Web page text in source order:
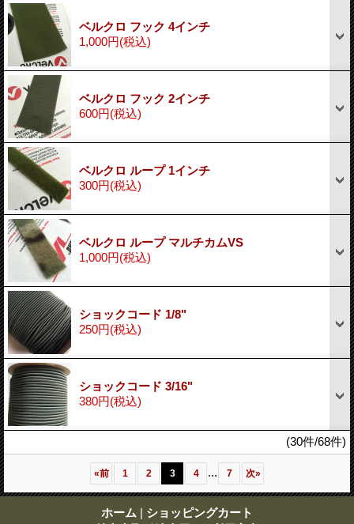
ベルクロ フック 4インチ
1,000円(税込)
ベルクロ フック 2インチ
600円(税込)
ベルクロ ループ 1インチ
300円(税込)
ベルクロ ループ マルチカムVS
1,000円(税込)
ショックコード 1/8"
250円(税込)
ショックコード 3/16"
380円(税込)
(30件/68件)
«前 1 2 3 4 ... 7 次»
ホーム | ショッピングカート